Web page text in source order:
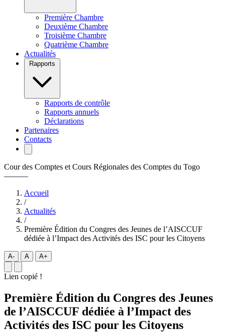
Première Chambre
Deuxième Chambre
Troisième Chambre
Quatrième Chambre
Actualités
Rapports de contrôle
Rapports annuels
Déclarations
Partenaires
Contacts
Cour des Comptes et Cours Régionales des Comptes du Togo
———
Accueil
/
Actualités
/
Première Édition du Congres des Jeunes de l’AISCCUF
dédiée à l’Impact des Activités des ISC pour les Citoyens
A- A A+
Lien copié !
Première Édition du Congres des Jeunes
de l’AISCCUF dédiée à l’Impact des
Activités des ISC pour les Citoyens